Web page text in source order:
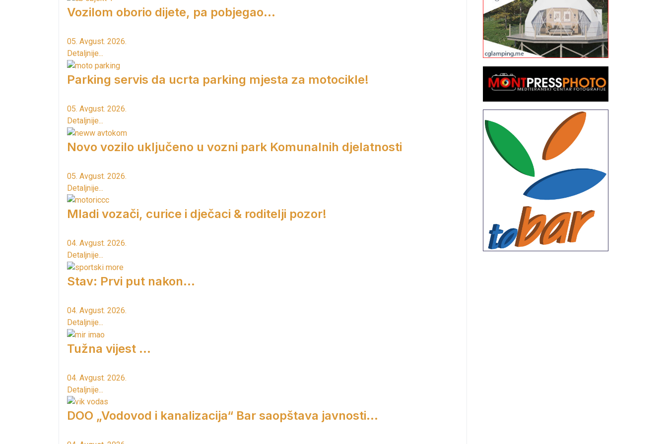
Vozilom oborio dijete, pa pobjegao...
05. Avgust. 2026.
Detaljnije...
Parking servis da ucrta parking mjesta za motocikle!
05. Avgust. 2026.
Detaljnije...
Novo vozilo uključeno u vozni park Komunalnih djelatnosti
05. Avgust. 2026.
Detaljnije...
Mladi vozači, curice i dječaci & roditelji pozor!
04. Avgust. 2026.
Detaljnije...
Stav: Prvi put nakon…
04. Avgust. 2026.
Detaljnije...
Tužna vijest ...
04. Avgust. 2026.
Detaljnije...
DOO „Vodovod i kanalizacija“ Bar saopštava javnosti...